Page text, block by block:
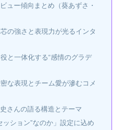
ュー傾向まとめ（葵あずさ・
の強さと表現力が光るインタ
と一体化する“感情のグラデ
な表現とチーム愛が滲むコメ
さんの語る構造とテーマ
ッション”なのか」設定に込め